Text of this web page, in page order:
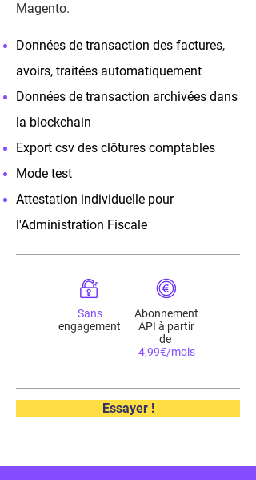
Magento.
Données de transaction des factures,
avoirs, traitées automatiquement
Données de transaction archivées dans
la blockchain
Export csv des clôtures comptables
Mode test
Attestation individuelle pour
l'Administration Fiscale
Sans
engagement
Abonnement
API à partir
de
4,99€/mois
Essayer !